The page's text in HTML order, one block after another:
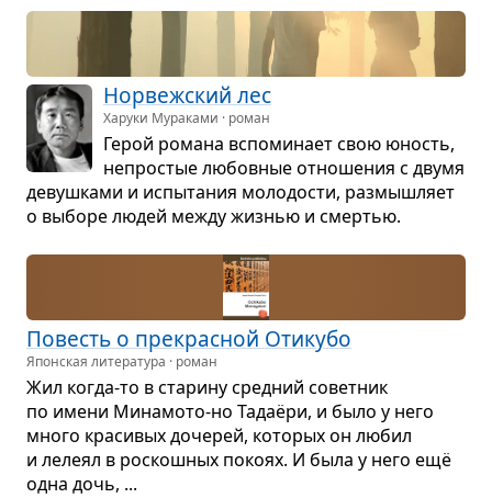
Нор­веж­ский лес
Харуки Мураками · роман
Герой романа вспо­ми­нает свою юность,
непро­стые любов­ные отно­ше­ния с двумя
девуш­ками и испы­та­ния моло­до­сти, раз­мыш­ляет
о выборе людей между жиз­нью и смер­тью.
Повесть о пре­крас­ной Оти­кубо
Японская литература · роман
Жил когда-то в ста­рину сред­ний совет­ник
по имени Мина­мото-но Тадаёри, и было у него
много кра­си­вых доче­рей, кото­рых он любил
и лелеял в рос­кош­ных покоях. И была у него ещё
одна дочь, ...